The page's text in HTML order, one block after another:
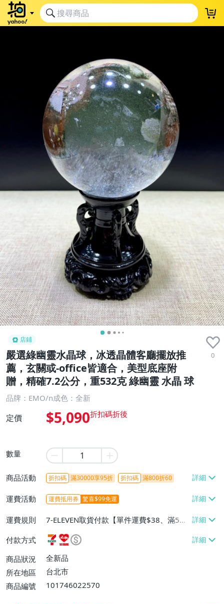
店鋪
嚴選綠幽靈水晶球，冰透晶體客廳擺放推
薦，玄關或-office皆適合，美型底座附
贈，精確7.2公分，重532克 綠幽靈 水晶 球
0
品牌：EMO/n成色：全新
定價 $5,090
數量
商品活動 折扣碼 滿30000享95折 折扣碼 滿800折60
運費活動 運費抵用券 驚喜$99免運
運費規則
7-ELEVEN取貨付款【單件運費$38、滿5件
或消費滿$1298免運費】、7-ELEVEN取貨
不付款【免運費】、萊爾富取貨付款【單件
運費$60、滿5件或消費滿$1298免運
費】、宅配/貨運【單件運費$120、滿5件
付款方式
商品狀況
全新品
所在地區
台北市
商品編號
101746022570